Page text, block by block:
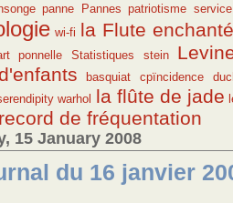
panne Pannes patriotisme service
wi-fi la Flute
ponnelle Statistiques stein
basquiat cpïncidence
warhol la flûte de jade
record de fréquentation
15 January 2008
du 16 janvier